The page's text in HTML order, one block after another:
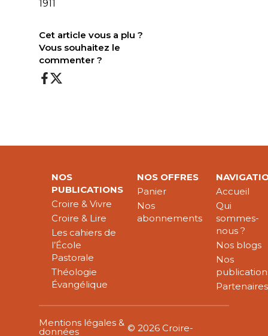
1911
Cet article vous a plu ?
Vous souhaitez le
commenter ?
NOS
PUBLICATIONS
Croire & Vivre
Croire & Lire
Les cahiers de
l’École
Pastorale
Théologie
Évangélique
NOS OFFRES
Panier
Nos
abonnements
Accueil
Qui
sommes-
nous ?
Nos blogs
Nos
Partenaires
Mentions légales &
données
© 2026 Croire-